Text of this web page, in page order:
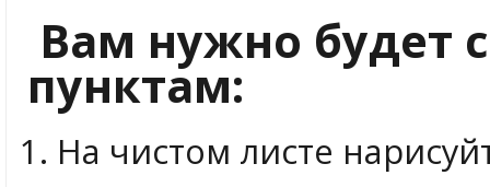
Вам нужно будет
пунктам:
На чистом листе